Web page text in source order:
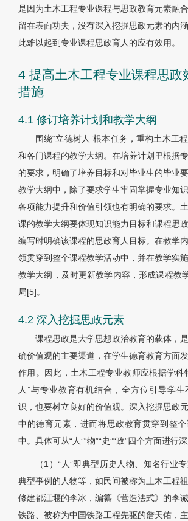
是因为土木工程专业课程与思政教育元素融
留在表面功夫，没有深入挖掘思政元素的内
此难以起到专业课程思政育人的应有效用。
4 提高土木工程专业课程思政
措施
4.1 修订培养计划和教学大纲
围绕“立德树人”根本任务，重构土木工
和各门课程的教学大纲。在培养计划里根据
的要求，明确了培养目标和对毕业生的毕业
教学大纲中，除了要求学生牢固掌握专业知
各项能力提升和价值引领也有明确的要求。
课的教学大纲要体现知识能力目标和课程思
编写时明确该课程的思政育人目标。在教学
领贯穿到整个课程教学活动中，并在教学实
教学大纲，及时更新教学内容，形成课程教
局[5]。
4.2 深入挖掘思政元素
课程思政是大学思想政治教育的载体，
确价值观的主要渠道，在学生德育教育方面
作用。因此，土木工程专业教师应根据学科
人”与专业教育有机结合，全方位引导学
识，也要树立良好的价值观。深入挖掘思政
中的德育元素，进而将思政教育贯穿到整
中。具体可从“人”“物”“史”“政”四个方面进行深
（1）“人”即典型历史人物、知名行业
典型事例的人物等，如民间被称为土木工程
修建都江堰的李冰，编纂《营造法式》的李
铁路、被称为中国铁路工程先驱的詹天佑，